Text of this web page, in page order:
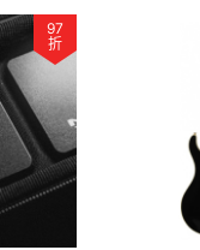
97
折